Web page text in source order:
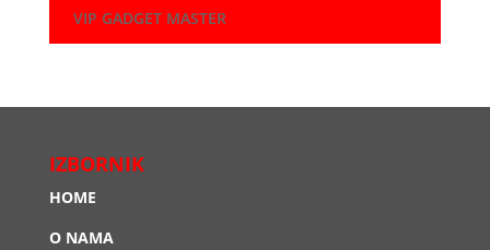
VIP GADGET MASTER
IZBORNIK
HOME
O NAMA